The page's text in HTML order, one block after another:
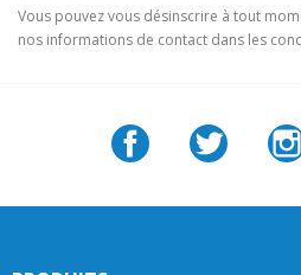
Vous pouvez vous désinscrire à tout
nos informations de contact dans les
Facebook Twitter